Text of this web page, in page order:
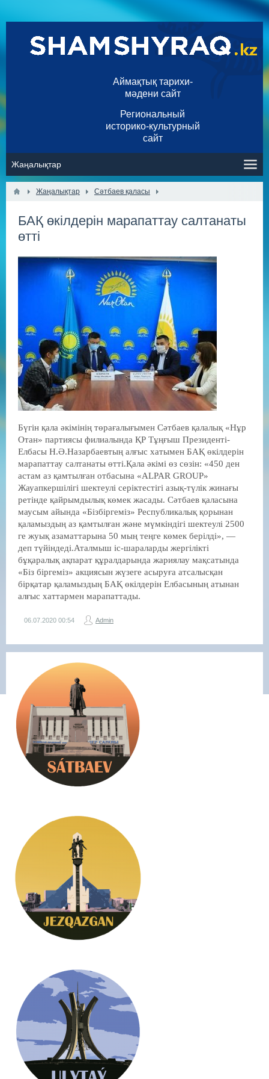
Аймақтық тарихи-
мәдени сайт
Региональный
историко-культурный
сайт
Жаңалықтар Сәтбаев қаласы
БАҚ өкілдерін марапаттау салтанаты
өтті
Бүгін қала әкімінің төрағалығымен Сәтбаев қалалық «Нұр
Отан» партиясы филиалында ҚР Тұңғыш Президенті-
Елбасы Н.Ә.Назарбаевтың алғыс хатымен БАҚ өкілдерін
марапаттау салтанаты өтті.Қала әкімі өз сөзін: «450 ден
астам аз қамтылған отбасына «ALPAR GROUP»
Жауапкершілігі шектеулі серіктестігі азық-түлік жинағы
ретінде қайрымдылық көмек жасады. Сәтбаев қаласына
маусым айында «Бізбіргеміз» Республикалық қорынан
қаламыздың аз қамтылған және мүмкіндігі шектеулі 2500
ге жуық азаматтарына 50 мың теңге көмек берілді», —
деп түйіндеді.Аталмыш іс-шараларды жергілікті
бұқаралық ақпарат құралдарында жариялау мақсатында
«Біз біргеміз» акциясын жүзеге асыруға атсалысқан
бірқатар қаламыздың БАҚ өкілдерін Елбасының атынан
алғыс хаттармен марапаттады.
06.07.2020 00:54 Admin